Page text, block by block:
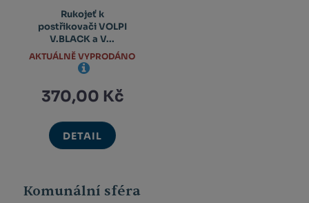
Rukojeť k
postřikovači VOLPI
V.BLACK a V...
370,00 Kč
DETAIL
AKTUÁLNĚ VYPRODÁNO
Komunální sféra